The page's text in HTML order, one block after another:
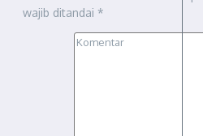
wajib ditandai *